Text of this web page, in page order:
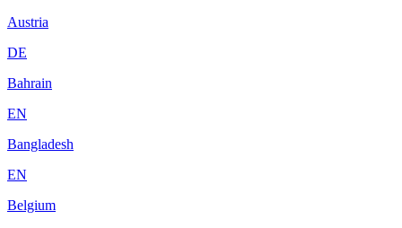
Austria
DE
Bahrain
EN
Bangladesh
EN
Belgium